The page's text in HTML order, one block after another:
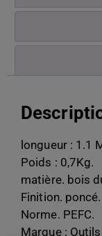
longueur : 1.1
Poids : 0,7Kg.
matière. bois
Finition. poncé.
Norme. PEFC.
Marque : Outils